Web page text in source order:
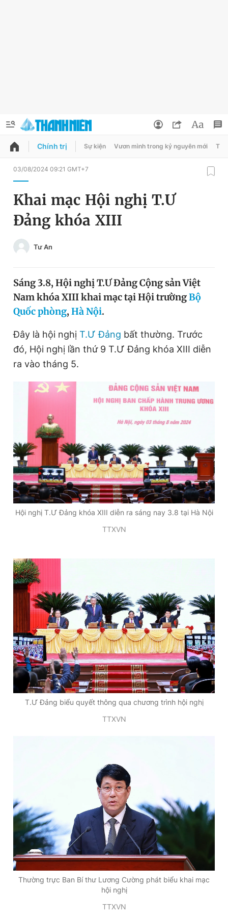
QUẢNG CÁO ĐẶT BÁO
Chuyên mục
Chuyên mục khác
Tin thị trường Tin 360
Sản phẩm khác
Tiện ích Bạn cần biết
Thông tin tòa soạn
Đọc Thanh Niên trên điện thoại
Hotline
0906 645 777 0908 780 404
Đặt báo Quảng cáo RSS Tòa soạn Chính sách bảo
Tổng biên tập: Nguyễn Ngọc Toàn
Phó tổng biên tập thường trực: Hải Thành
Phó tổng biên tập: Lâm Hiếu Dũng
Phó tổng biên tập: Trần Việt Hưng
Tổng thư ký tòa soạn: Đức Trung
Giấy phép xuất bản số 110/GP - BTTTT cấp ngày 24.3.2020
© 2003-2026 Bản quyền thuộc về Báo Thanh Niên. Cấm sao
bản. Phát triển bởi ePi Technologies, JSC.
Đổi mật khẩu
Tin đã lưu
Tin đã xem
Đăng xuất
Chính trị Sự kiện Vươn mình trong kỷ nguyên mới
03/08/2024 09:21 GMT+7
Khai mạc Hội nghị T.Ư
Đảng khóa XIII
Tư An
Sáng 3.8, Hội nghị T.Ư Đảng Cộng sản Việt
Nam khóa XIII khai mạc tại Hội trườngBộ
Quốc phòng, Hà Nội.
Đây là hội nghị T.Ư Đảng bất thường. Trước
đó, Hội nghị lần thứ 9 T.Ư Đảng khóa XIII diễn
ra vào tháng 5.
Hội nghị T.Ư Đảng khóa XIII diễn ra sáng nay 3.8 tại Hà Nội
TTXVN
T.Ư Đảng biểu quyết thông qua chương trình hội nghị
TTXVN
Thường trực Ban Bí thư Lương Cường phát biểu khai mạc
hội nghị
TTXVN